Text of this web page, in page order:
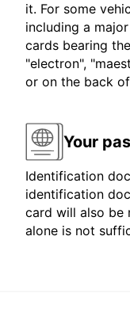
it. For some
including a
cards bearing
"electron",
or on the back
Your
Identification
identification
card will also be
alone is not